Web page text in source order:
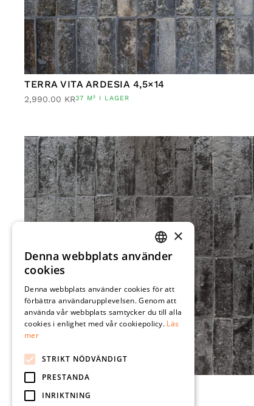
TERRA VITA ARDESIA 4,5×14
2,990.00 KR37 M² I LAGER
TERRA VITA NERO FUMO 4,5×14
2,990.00KR8 M² I LAGER
SWEDISH
×
Denna webbplats använder
cookies
Denna webbplats använder cookies för att
förbättra användarupplevelsen. Genom att
använda vår webbplats samtycker du till alla
cookies i enlighet med vår cookiepolicy. Läs
mer
STRIKT NÖDVÄNDIGT
PRESTANDA
INRIKTNING